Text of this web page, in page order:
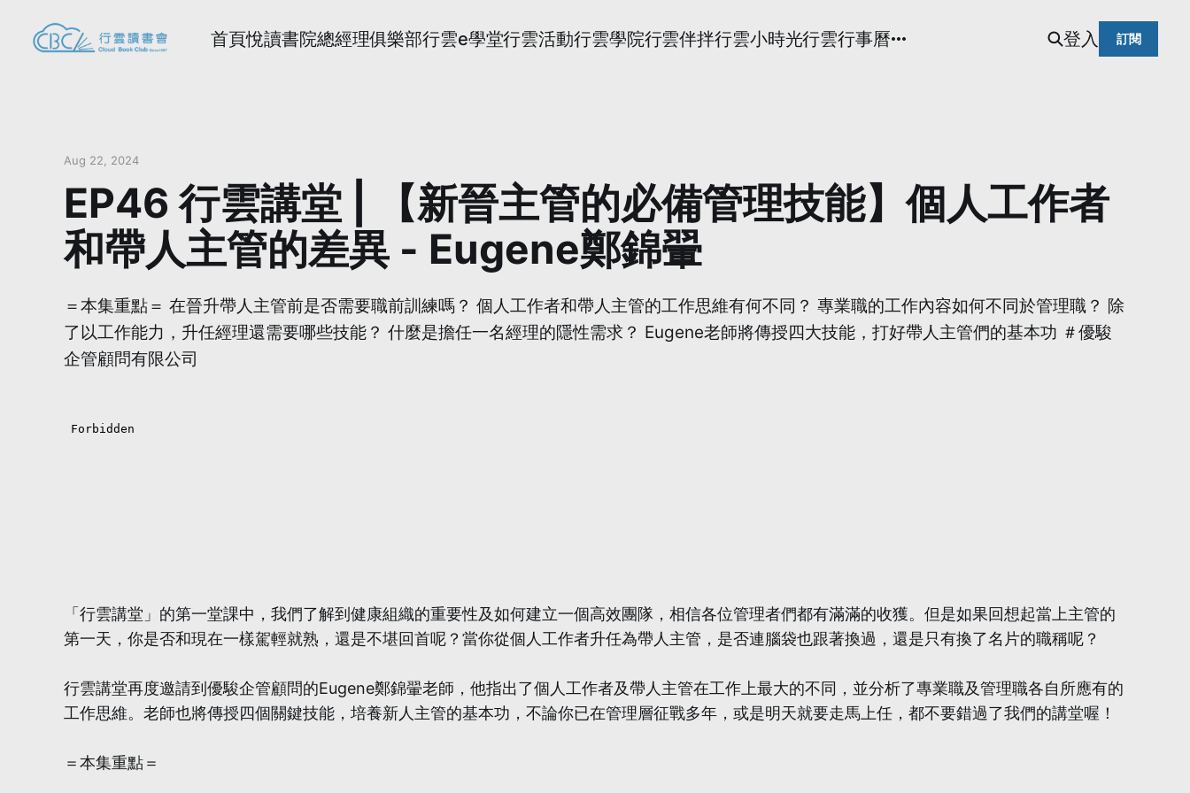
首頁悅讀書院總經理俱樂部行雲e學堂行雲活動行雲學院行雲伴拌行雲小時光行雲行事曆 登入 訂閱
Aug 22, 2024
EP46 行雲講堂 | 【新晉主管的必備管理技能】個人工作者
和帶人主管的差異 - Eugene鄭錦翬
＝本集重點＝ 在晉升帶人主管前是否需要職前訓練嗎？ 個人工作者和帶人主管的工作思維有何不同？ 專業職的工作內容如何不同於管理職？ 除
了以工作能力，升任經理還需要哪些技能？ 什麼是擔任一名經理的隱性需求？ Eugene老師將傳授四大技能，打好帶人主管們的基本功 ＃優駿
企管顧問有限公司
「行雲講堂」的第一堂課中，我們了解到健康組織的重要性及如何建立一個高效團隊，相信各位管理者們都有滿滿的收獲。但是如果回想起當上主管的
第一天，你是否和現在一樣駕輕就熟，還是不堪回首呢？當你從個人工作者升任為帶人主管，是否連腦袋也跟著換過，還是只有換了名片的職稱呢？
行雲講堂再度邀請到優駿企管顧問的Eugene鄭錦翬老師，他指出了個人工作者及帶人主管在工作上最大的不同，並分析了專業職及管理職各自所應有的
工作思維。老師也將傳授四個關鍵技能，培養新人主管的基本功，不論你已在管理層征戰多年，或是明天就要走馬上任，都不要錯過了我們的講堂喔！
＝本集重點＝